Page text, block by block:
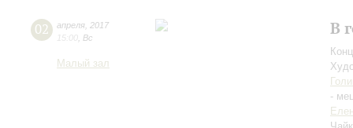
02 апреля 2017
15:00 Вс
Малый зал
В
-